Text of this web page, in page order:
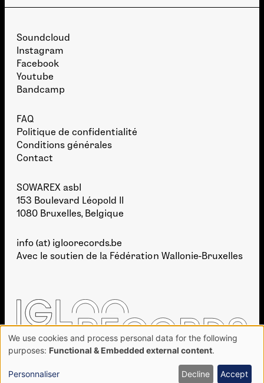
Soundcloud
Instagram
Facebook
Youtube
Bandcamp
FAQ
Politique de confidentialité
Conditions générales
Contact
SOWAREX asbl
153 Boulevard Léopold II
1080 Bruxelles, Belgique
info (at) igloorecords.be
Avec le soutien de la Fédération Wallonie-Bruxelles
DÉVELOPPEMENT : TAKE SHAPE STUDIO
Use
of
personal
data
We use cookies and process personal data for the following
purposes: Functional & Embedded external content.
Personnaliser Decline Accept